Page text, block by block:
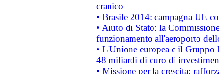
cranico
• Brasile 2014: campagna UE
• Aiuto di Stato: la
funzionamento all'aeroporto
• L'Unione europea e il
48 miliardi di euro di
• Missione per la crescita: